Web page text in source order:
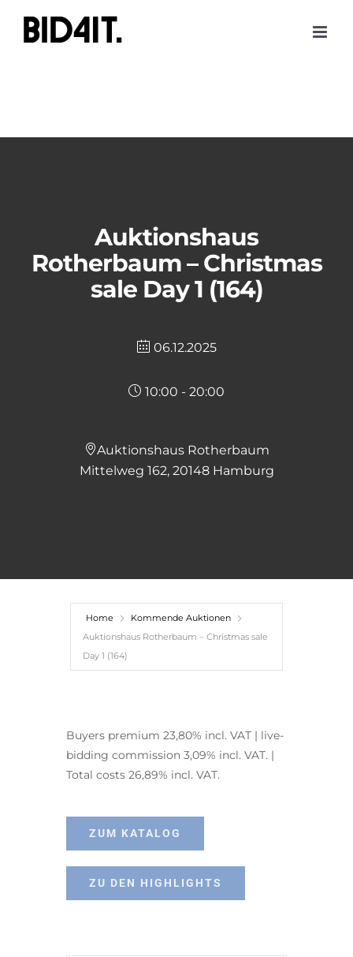
content
Auktionshaus
Rotherbaum – Christmas
sale Day 1 (164)
06.12.2025
10:00 - 20:00
Auktionshaus Rotherbaum
Mittelweg 162, 20148 Hamburg
Home
Kommende Auktionen
Auktionshaus Rotherbaum – Christmas sale
Day 1 (164)
Buyers premium 23,80% incl. VAT | live-
bidding commission 3,09% incl. VAT. |
Total costs 26,89% incl. VAT.
ZUM KATALOG
ZU DEN HIGHLIGHTS